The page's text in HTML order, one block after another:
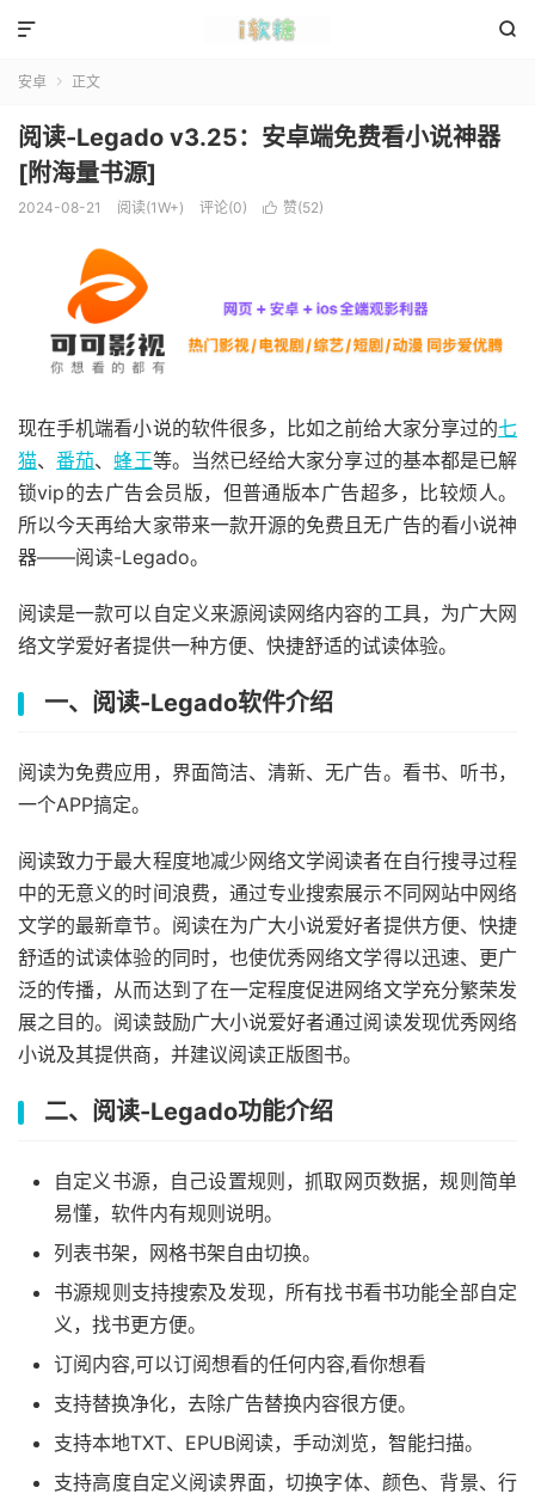


安卓  正文
阅读-Legado v3.25：安卓端免费看小说神器
[附海量书源]
2024-08-21 阅读(1W+) 评论(0)  赞(52)
现在手机端看小说的软件很多，比如之前给大家分享过的七
猫、番茄、 蜂王等。当然已经给大家分享过的基本都是已解
锁vip的去广告会员版，但普通版本广告超多，比较烦人。
所以今天再给大家带来一款开源的免费且无广告的看小说神
器——阅读-Legado。
阅读是一款可以自定义来源阅读网络内容的工具，为广大网
络文学爱好者提供一种方便、快捷舒适的试读体验。
一、阅读-Legado软件介绍
阅读为免费应用，界面简洁、清新、无广告。看书、听书，
一个APP搞定。
阅读致力于最大程度地减少网络文学阅读者在自行搜寻过程
中的无意义的时间浪费，通过专业搜索展示不同网站中网络
文学的最新章节。阅读在为广大小说爱好者提供方便、快捷
舒适的试读体验的同时，也使优秀网络文学得以迅速、更广
泛的传播，从而达到了在一定程度促进网络文学充分繁荣发
展之目的。阅读鼓励广大小说爱好者通过阅读发现优秀网络
小说及其提供商，并建议阅读正版图书。
二、阅读-Legado功能介绍
自定义书源，自己设置规则，抓取网页数据，规则简单
易懂，软件内有规则说明。
列表书架，网格书架自由切换。
书源规则支持搜索及发现，所有找书看书功能全部自定
义，找书更方便。
订阅内容,可以订阅想看的任何内容,看你想看
支持替换净化，去除广告替换内容很方便。
支持本地TXT、EPUB阅读，手动浏览，智能扫描。
支持高度自定义阅读界面，切换字体、颜色、背景、行